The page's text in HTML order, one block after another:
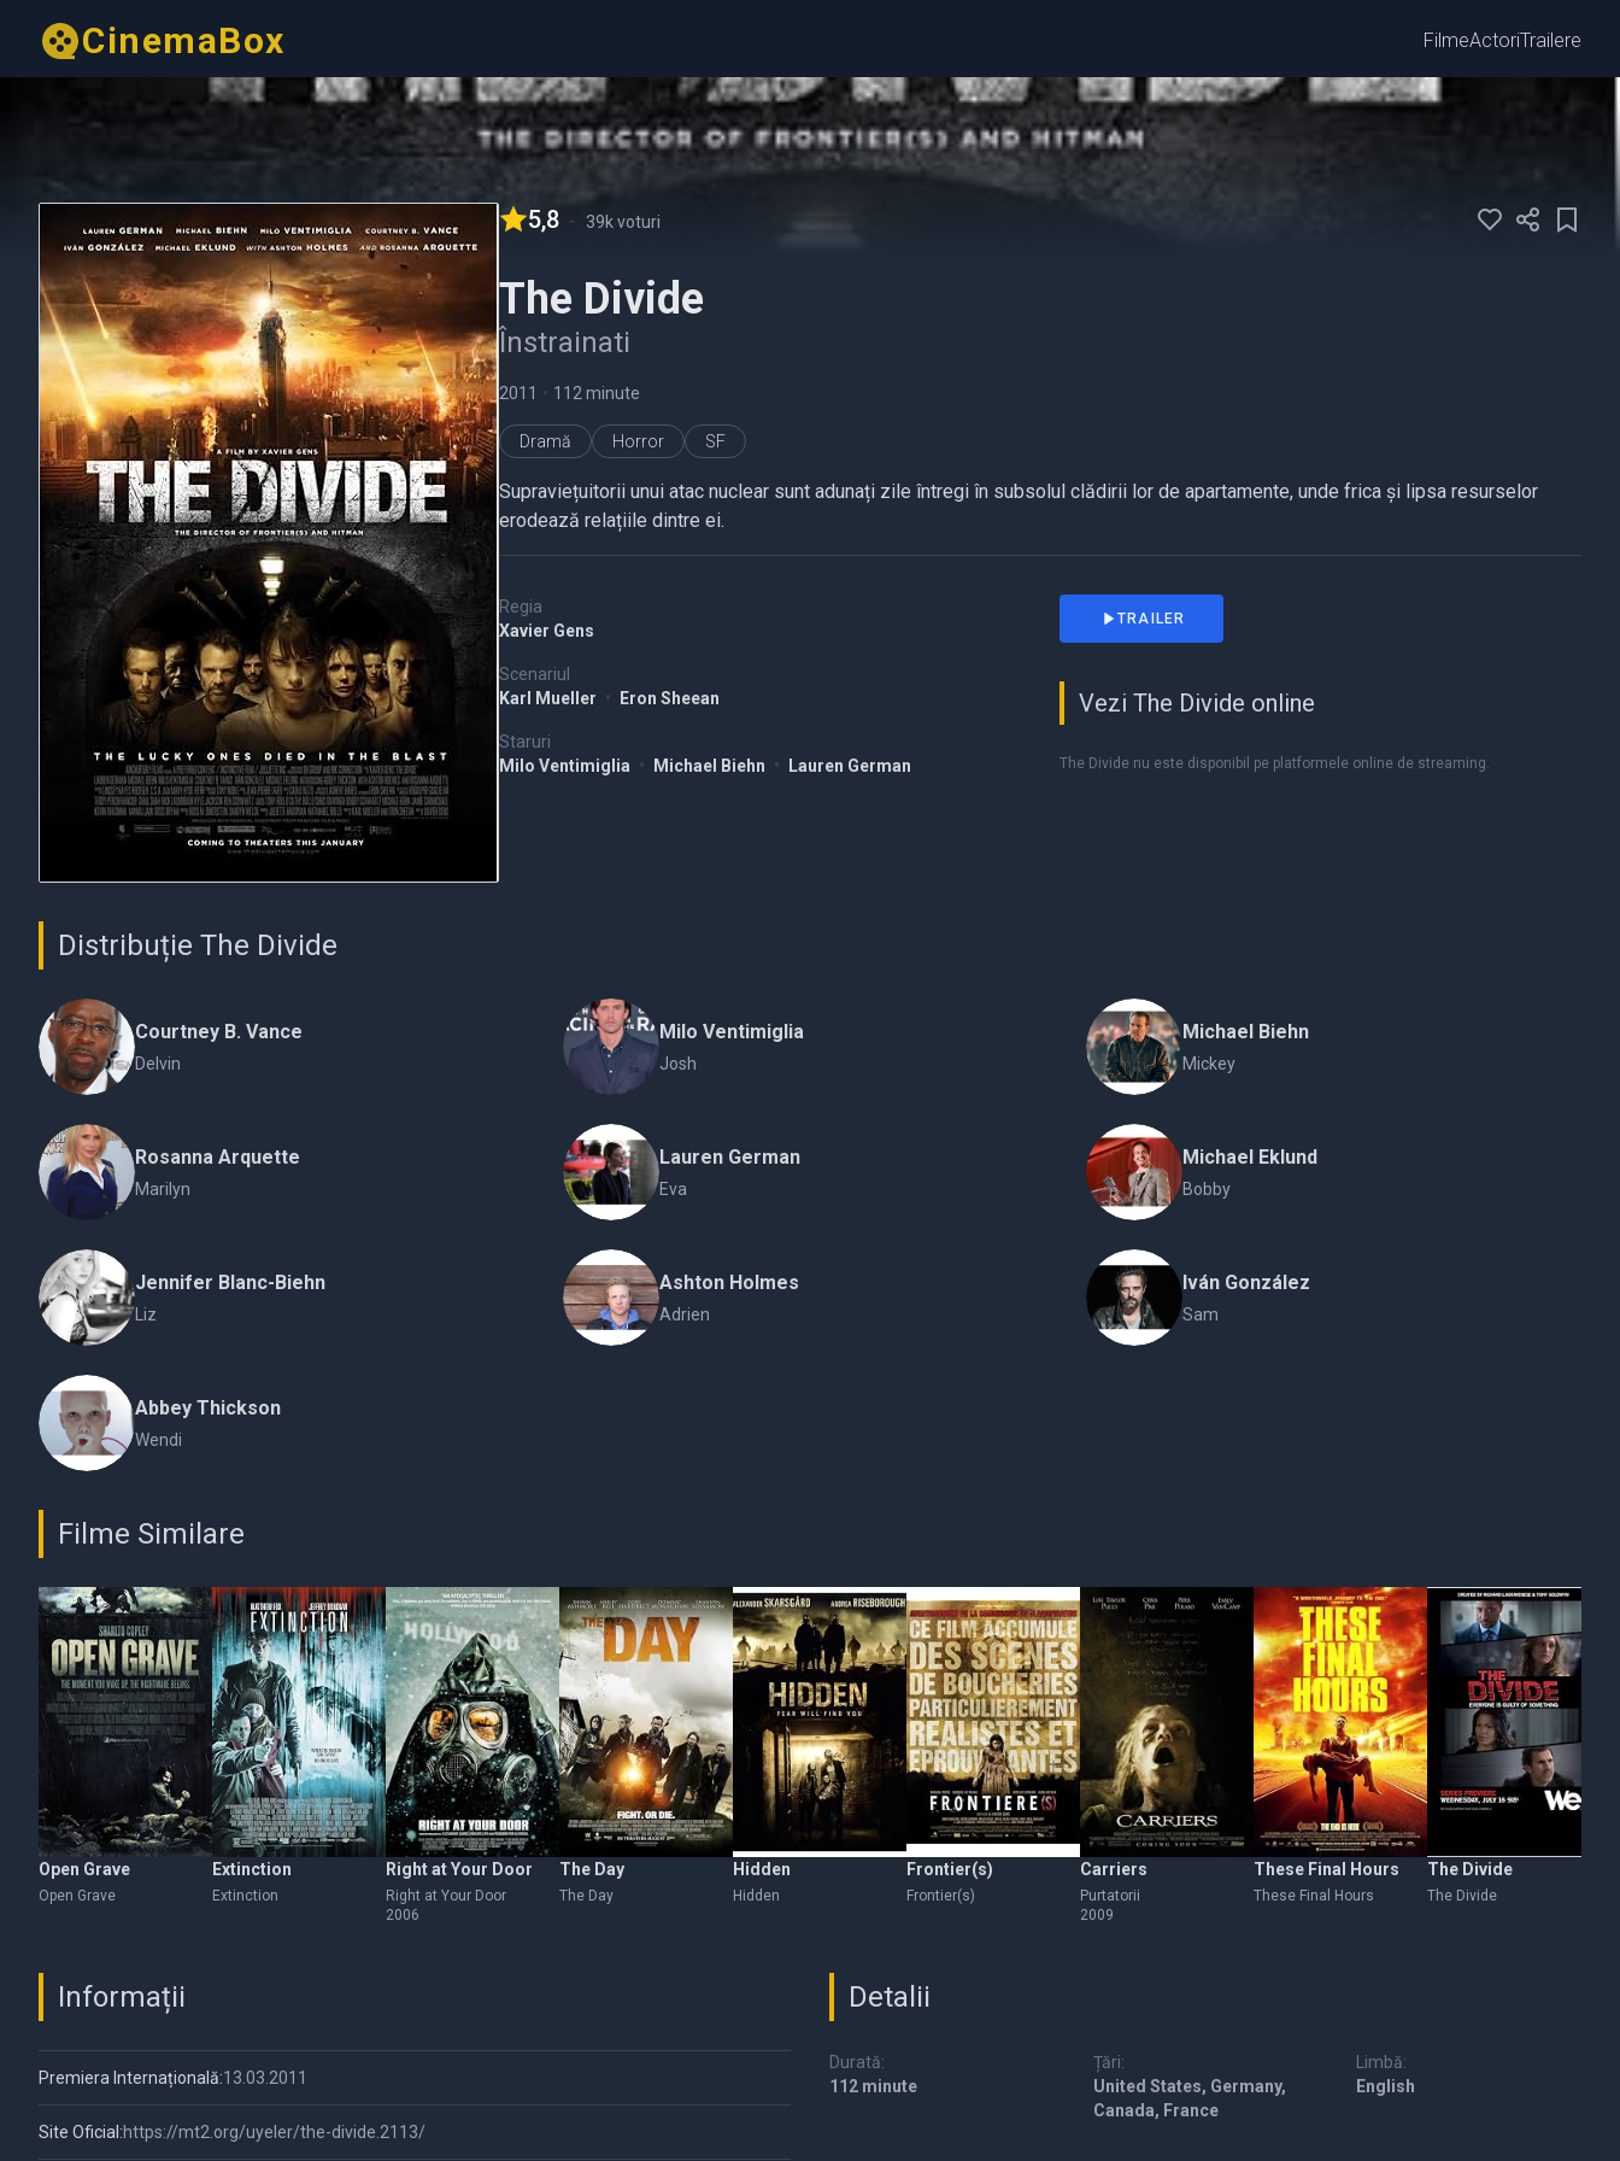
CinemaBox FilmeActoriTrailere
5,8 - 39k voturi
The Divide
Înstrainati
2011 • 112 minute
Dramă Horror SF
Supraviețuitorii unui atac nuclear sunt adunați zile întregi în subsolul clădirii lor de apartamente, unde frica și lipsa resurselor
erodează relațiile dintre ei.
Regia
Xavier Gens
Scenariul
Karl Mueller • Eron Sheean
Staruri
Milo Ventimiglia • Michael Biehn • Lauren German
TRAILER
Vezi The Divide online
The Divide nu este disponibil pe platformele online de streaming.
Distribuție The Divide
Courtney B. Vance
Delvin
Milo Ventimiglia
Josh
Michael Biehn
Mickey
Rosanna Arquette
Marilyn
Lauren German
Eva
Michael Eklund
Bobby
Jennifer Blanc-Biehn
Liz
Ashton Holmes
Adrien
Iván González
Sam
Abbey Thickson
Wendi
Filme Similare
Open Grave
Open Grave
Extinction
Extinction
Right at Your Door
Right at Your Door
2006
The Day
The Day
Hidden
Hidden
Frontier(s)
Frontier(s)
Carriers
Purtatorii
2009
These Final Hours
These Final Hours
The Divide
The Divide
Informații
Premiera Internațională:13.03.2011
Site Oficial:https://mt2.org/uyeler/the-divide.2113/
Detalii
Durată:
112 minute
Țări:
United States, Germany,
Canada, France
Limbă:
English